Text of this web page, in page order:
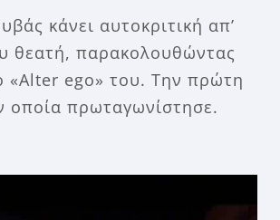
κάνει αυτοκριτική απ’
θεατή, παρακολουθώντας
«Alter ego» του. Την πρώτη
οποία πρωταγωνίστησε.